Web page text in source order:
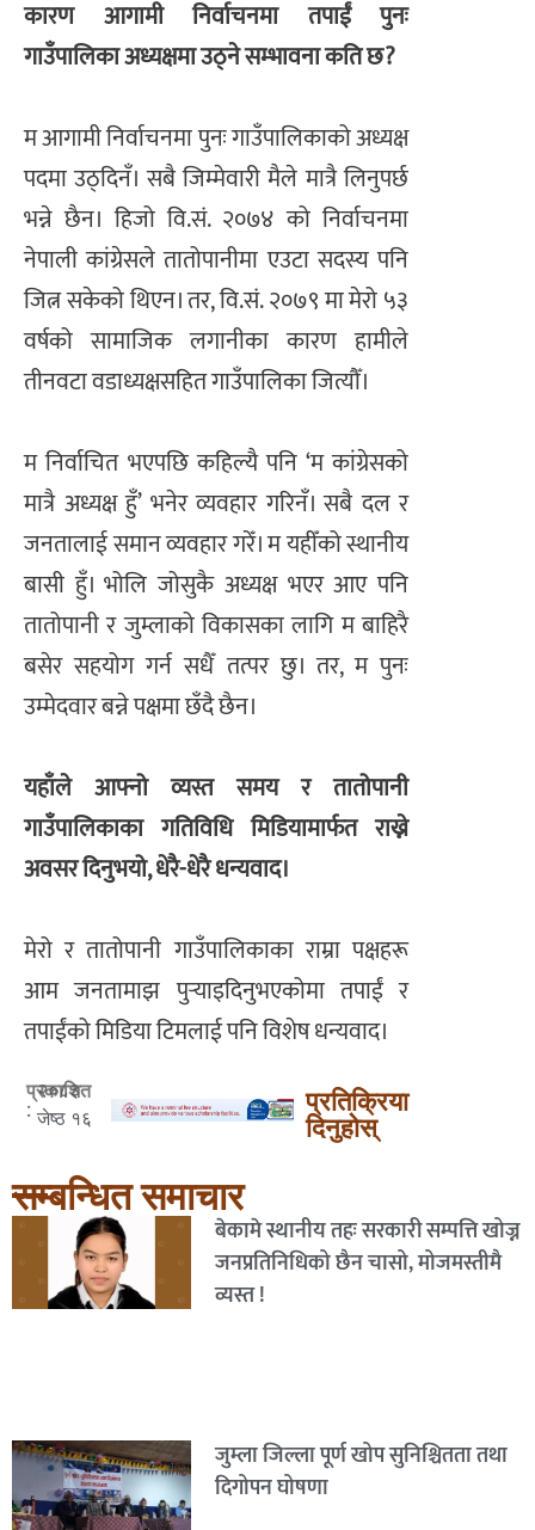
कारण आगामी निर्वाचनमा तपाईं पुनः
गाउँपालिका अध्यक्षमा उठ्ने सम्भावना कति छ?
म आगामी निर्वाचनमा पुनः गाउँपालिकाको अध्यक्ष
पदमा उठ्दिनँ। सबै जिम्मेवारी मैले मात्रै लिनुपर्छ
भन्ने छैन। हिजो वि.सं. २०७४ को निर्वाचनमा
नेपाली कांग्रेसले तातोपानीमा एउटा सदस्य पनि
जित्न सकेको थिएन। तर, वि.सं. २०७९ मा मेरो ५३
वर्षको सामाजिक लगानीका कारण हामीले
तीनवटा वडाध्यक्षसहित गाउँपालिका जित्यौँ।
म निर्वाचित भएपछि कहिल्यै पनि ‘म कांग्रेसको
मात्रै अध्यक्ष हुँ’ भनेर व्यवहार गरिनँ। सबै दल र
जनतालाई समान व्यवहार गरेँ। म यहीँको स्थानीय
बासी हुँ। भोलि जोसुकै अध्यक्ष भएर आए पनि
तातोपानी र जुम्लाको विकासका लागि म बाहिरै
बसेर सहयोग गर्न सधैँ तत्पर छु। तर, म पुनः
उम्मेदवार बन्ने पक्षमा छँदै छैन।
यहाँले आफ्नो व्यस्त समय र तातोपानी
गाउँपालिकाका गतिविधि मिडियामार्फत राख्ने
अवसर दिनुभयो, धेरै-धेरै धन्यवाद।
मेरो र तातोपानी गाउँपालिकाका राम्रा पक्षहरू
आम जनतामाझ पुर्‍याइदिनुभएकोमा तपाईं र
तपाईंको मिडिया टिमलाई पनि विशेष धन्यवाद।
प्रकाशित
:
२०८३
जेष्ठ १६
प्रतिक्रिया
दिनुहोस्
सम्बन्धित समाचार
बेकामे स्थानीय तहः सरकारी सम्पत्ति खोज्न
जनप्रतिनिधिको छैन चासो, मोजमस्तीमै
व्यस्त !
जुम्ला जिल्ला पूर्ण खोप सुनिश्चितता तथा
दिगोपन घोषणा